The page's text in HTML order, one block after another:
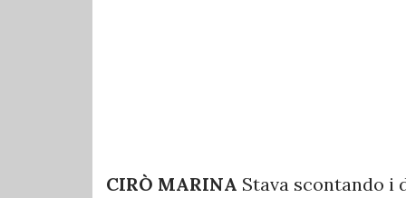
CIRÒ MARINA Stava scontando i